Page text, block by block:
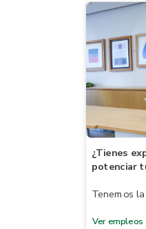
¿Tienes
potenciar
Tenemos
Ver empleos